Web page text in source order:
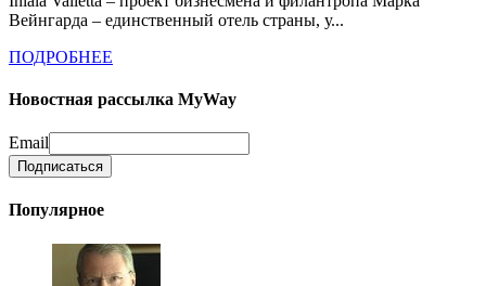
Вейнгарда – единственный отель страны, у...
ПОДРОБНЕЕ
Новостная рассылка MyWay
Email
Популярное